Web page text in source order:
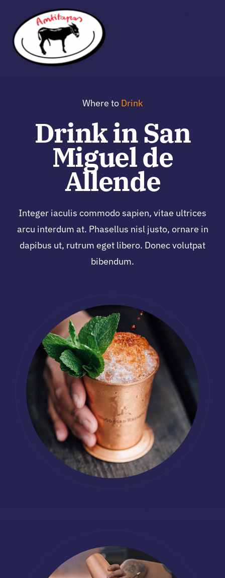
contenuto
Planning
Buy Tickets
About
Volunteers
Where to Drink
Drink in San
Miguel de
Allende
Integer iaculis commodo sapien, vitae ultrices
arcu interdum at. Phasellus nisl justo, ornare in
dapibus ut, rutrum eget libero. Donec volutpat
bibendum.